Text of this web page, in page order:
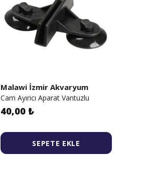
Malawi İzmir Akvaryum
Cam Ayırıcı Aparat Vantuzlu
40,00 ₺
SEPETE EKLE